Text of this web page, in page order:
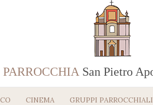
PARROCCHIA San Pietro
CINEMA GRUPPI PARROCCHIALI